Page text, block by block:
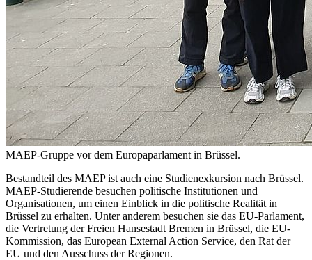
MAEP-Gruppe vor dem Europaparlament in Brüssel.
Bestandteil des MAEP ist auch eine Studienexkursion nach Brüssel.
MAEP-Studierende besuchen politische Institutionen und
Organisationen, um einen Einblick in die politische Realität in
Brüssel zu erhalten. Unter anderem besuchen sie das EU-Parlament,
die Vertretung der Freien Hansestadt Bremen in Brüssel, die EU-
Kommission, das European External Action Service, den Rat der
EU und den Ausschuss der Regionen.